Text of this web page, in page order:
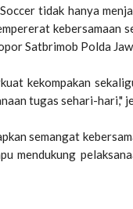
tidak hanya
kebersamaan
Satbrimob Polda
kekompakan
tugas sehari-hari,"
semangat
mendukung